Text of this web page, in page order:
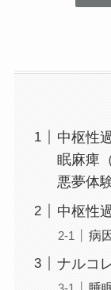
中枢性
眠麻痺
悪夢体
中枢性
病
ナルコ